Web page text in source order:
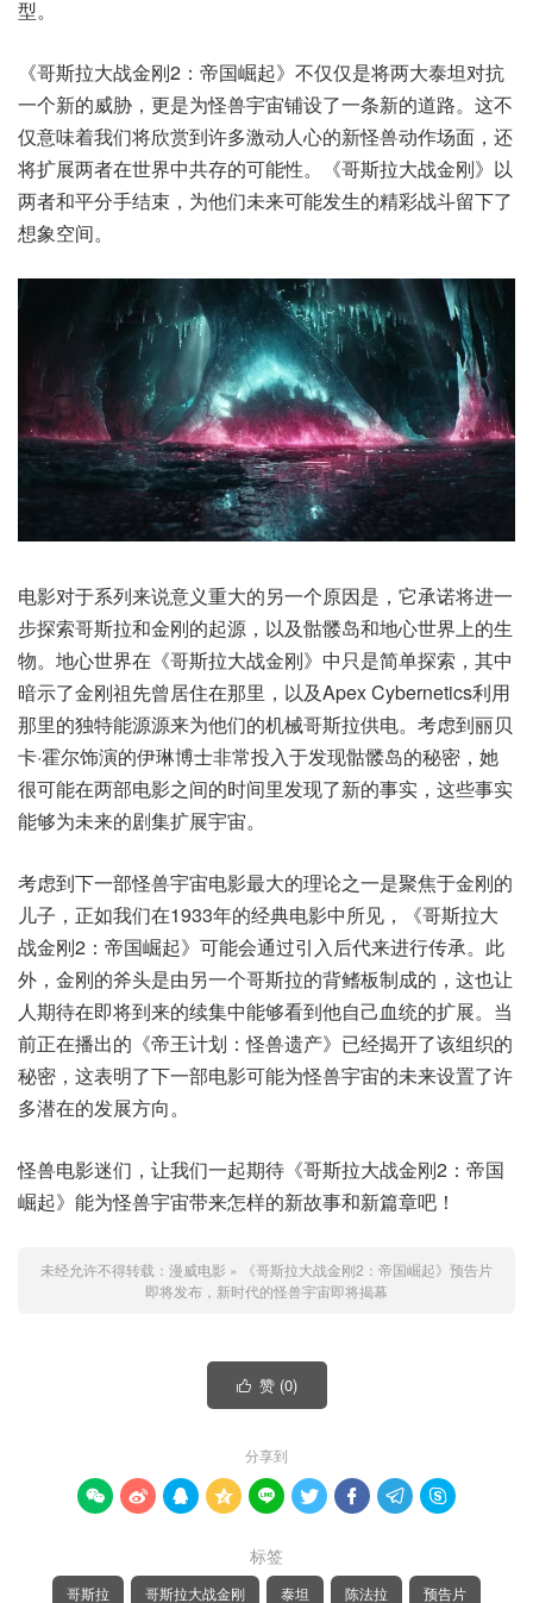
型。
《哥斯拉大战金刚2：帝国崛起》不仅仅是将两大泰坦对抗
一个新的威胁，更是为怪兽宇宙铺设了一条新的道路。这不
仅意味着我们将欣赏到许多激动人心的新怪兽动作场面，还
将扩展两者在世界中共存的可能性。《哥斯拉大战金刚》以
两者和平分手结束，为他们未来可能发生的精彩战斗留下了
想象空间。
电影对于系列来说意义重大的另一个原因是，它承诺将进一
步探索哥斯拉和金刚的起源，以及骷髅岛和地心世界上的生
物。地心世界在《哥斯拉大战金刚》中只是简单探索，其中
暗示了金刚祖先曾居住在那里，以及Apex Cybernetics利用
那里的独特能源源来为他们的机械哥斯拉供电。考虑到丽贝
卡·霍尔饰演的伊琳博士非常投入于发现骷髅岛的秘密，她
很可能在两部电影之间的时间里发现了新的事实，这些事实
能够为未来的剧集扩展宇宙。
考虑到下一部怪兽宇宙电影最大的理论之一是聚焦于金刚的
儿子，正如我们在1933年的经典电影中所见，《哥斯拉大
战金刚2：帝国崛起》可能会通过引入后代来进行传承。此
外，金刚的斧头是由另一个哥斯拉的背鳍板制成的，这也让
人期待在即将到来的续集中能够看到他自己血统的扩展。当
前正在播出的《帝王计划：怪兽遗产》已经揭开了该组织的
秘密，这表明了下一部电影可能为怪兽宇宙的未来设置了许
多潜在的发展方向。
怪兽电影迷们，让我们一起期待《哥斯拉大战金刚2：帝国
崛起》能为怪兽宇宙带来怎样的新故事和新篇章吧！
未经允许不得转载： 漫威电影 »
《哥斯拉大战金刚2：帝国崛起》预告片
即将发布，新时代的怪兽宇宙即将揭幕
 赞 (0)
分享到
        
标签
哥斯拉 哥斯拉大战金刚 泰坦 陈法拉 预告片